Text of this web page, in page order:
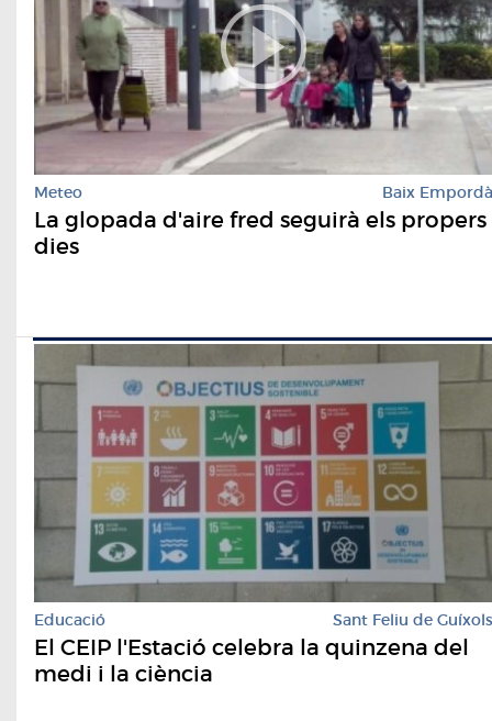
Meteo Baix Empordà
La glopada d'aire fred seguirà els propers
dies
Educació Sant Feliu de Guíxols
El CEIP l'Estació celebra la quinzena del
medi i la ciència